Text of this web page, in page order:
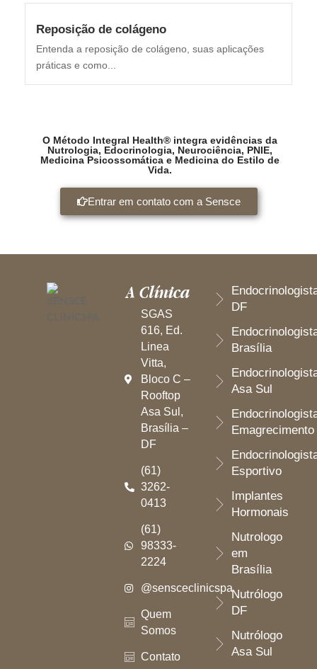
Reposição de colágeno
Entenda a reposição de colágeno, suas aplicações
práticas e como...
O Método Integral Health® integra evidências da
Nutrologia, Edocrinologia, Neurociência, PNIE,
Medicina Psicossomática e Medicina do Estilo de
Vida.
Entrar em contato com a Sensce
A Clínica
SGAS
616, Ed.
Linea
Vitta,
Bloco C –
Rooftop
Asa Sul,
Brasília –
DF
(61)
3262-
0413
(61)
98333-
2224
@sensceclinicspa
Quem
Somos
Contato
DF
Brasília
Asa Sul
Emagrecimento
Esportivo
Implantes
Hormonais
Nutrologo
em
Brasília
Nutrólogo
DF
Nutrólogo
Asa Sul